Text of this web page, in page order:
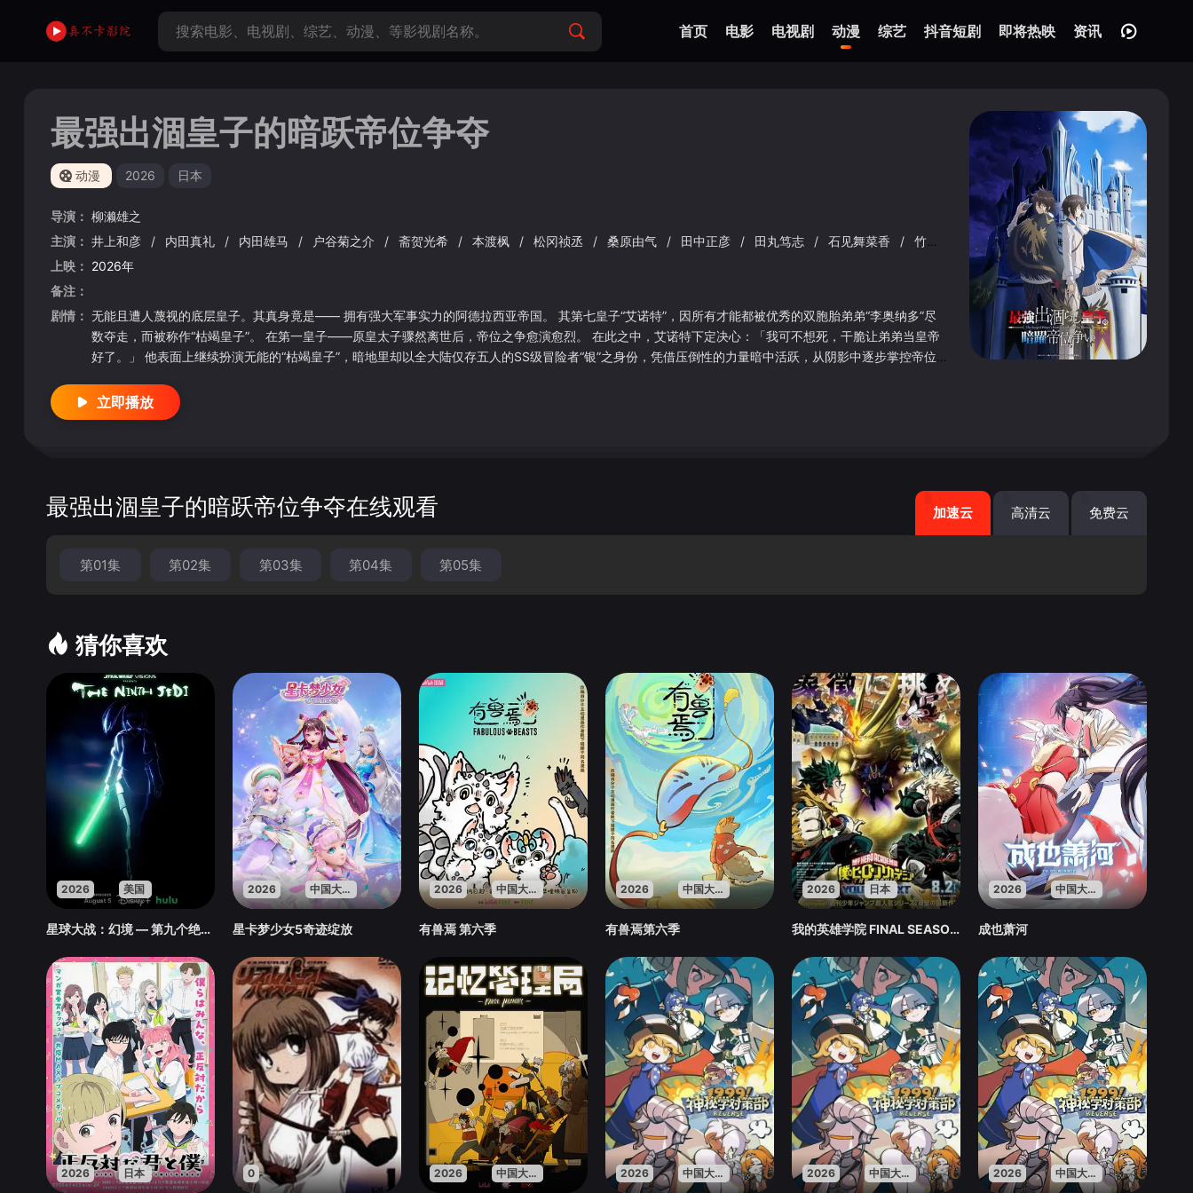
首页 电影 电视剧 动漫 综艺 抖音短剧 即将热映 资讯
最强出涸皇子的暗跃帝位争夺
动漫 2026 日本
导演： 柳濑雄之
主演： 井上和彦 / 内田真礼 / 内田雄马 / 户谷菊之介 / 斋贺光希 / 本渡枫 / 松冈祯丞 / 桑原由气 / 田中正彦 / 田丸笃志 / 石见舞菜香 / 竹内良太
茅野爱衣
上映： 2026年
备注：
剧情： 无能且遭人蔑视的底层皇子。其真身竟是—— 拥有强大军事实力的阿德拉西亚帝国。 其第七皇子“艾诺特”，因所有才能都被优秀的双胞胎弟弟“李奥纳多”尽
数夺走，而被称作“枯竭皇子”。 在第一皇子——原皇太子骤然离世后，帝位之争愈演愈烈。 在此之中，艾诺特下定决心：「我可不想死，干脆让弟弟当皇帝
好了。」 他表面上继续扮演无能的“枯竭皇子”，暗地里却以全大陆仅存五人的SS级冒险者“银”之身份，凭借压倒性的力量暗中活跃，从阴影中逐步掌控帝位
立即播放
最强出涸皇子的暗跃帝位争夺在线观看 加速云 高清云 免费云
第01集 第02集 第03集 第04集 第05集
猜你喜欢
2026 美国
星球大战：幻境 — 第九个绝地武士
2026 中国大陆
星卡梦少女5奇迹绽放
2026 中国大陆
有兽焉 第六季
2026 中国大陆
有兽焉第六季
2026 日本
我的英雄学院 FINAL SEASON 特别篇
2026 中国大陆
成也萧河
2026 日本 0 2026 中国大陆 2026 中国大陆 2026 中国大陆 2026 中国大陆